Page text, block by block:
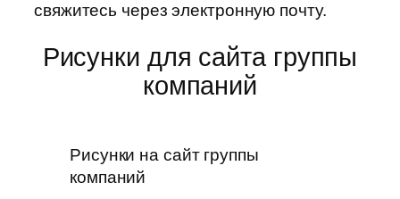
свяжитесь через электронную почту.
Рисунки для сайта группы
компаний
Рисунки на сайт группы
компаний